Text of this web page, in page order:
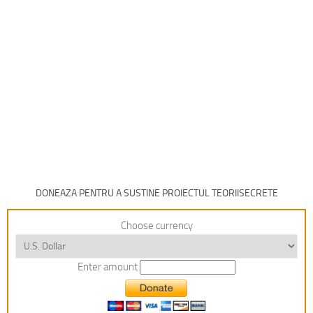
DONEAZA PENTRU A SUSTINE PROIECTUL TEORIISECRETE
Choose currency
Enter amount